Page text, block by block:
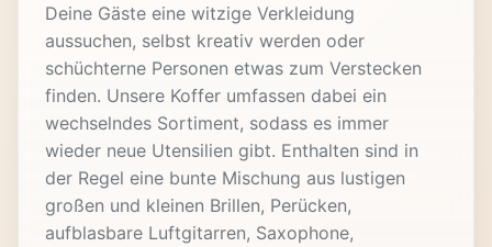
Deine Gäste eine witzige Verkleidung
aussuchen, selbst kreativ werden oder
schüchterne Personen etwas zum Verstecken
finden. Unsere Koffer umfassen dabei ein
wechselndes Sortiment, sodass es immer
wieder neue Utensilien gibt. Enthalten sind in
der Regel eine bunte Mischung aus lustigen
großen und kleinen Brillen, Perücken,
aufblasbare Luftgitarren, Saxophone,